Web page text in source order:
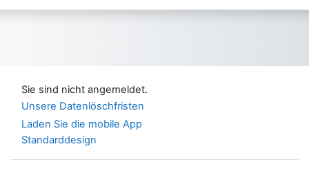
Sie sind nicht angemeldet.
Unsere Datenlöschfristen
Laden Sie die mobile App
Standarddesign